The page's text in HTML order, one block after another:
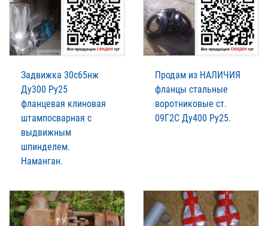
Задвижка 30с65нж
Ду300 Ру25
фланцевая клиновая
штампосварная с
выдвижным
шпинделем.
Наманган.
Продам из НАЛИЧИЯ
фланцы стальные
воротниковые ст.
09Г2С Ду400 Ру25.